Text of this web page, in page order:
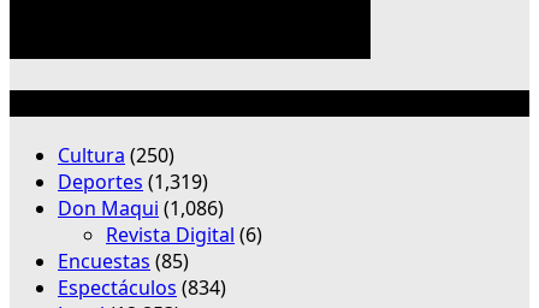
Cultura (250)
Deportes (1,319)
Don Maqui (1,086)
Revista Digital (6)
Encuestas (85)
Espectáculos (834)